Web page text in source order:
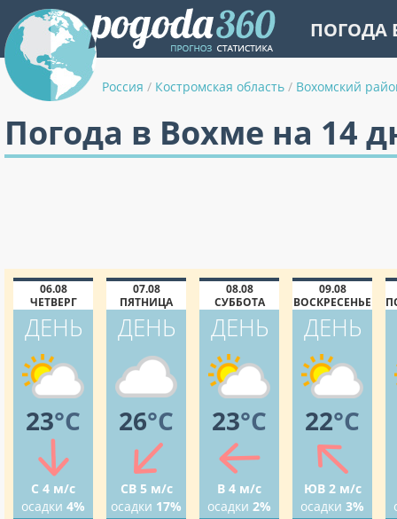
ПОГОДА
Россия / Костромская область / Вохомский
Погода в Вохме на 14
06.08
ЧЕТВЕРГ
ДЕНЬ
23°C
С 4 м/с
осадки 4%
07.08
ПЯТНИЦА
ДЕНЬ
26°C
СВ 5 м/с
осадки 17%
08.08
СУББОТА
ДЕНЬ
23°C
В 4 м/с
осадки 2%
09.08
ВОСКРЕСЕНЬЕ
ДЕНЬ
22°C
ЮВ 2 м/с
осадки 3%